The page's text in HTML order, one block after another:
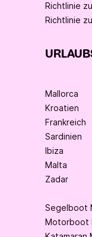
Richtlinie
Richtlinie
Mallorca
Kroatien
Frankreich
Sardinien
Ibiza
Malta
Zadar
Segelboot
Motorboot